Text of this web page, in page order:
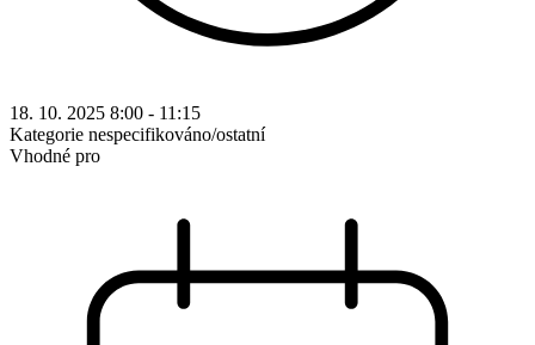
18. 10. 2025 8:00 - 11:15
Kategorie nespecifikováno/ostatní
Vhodné pro